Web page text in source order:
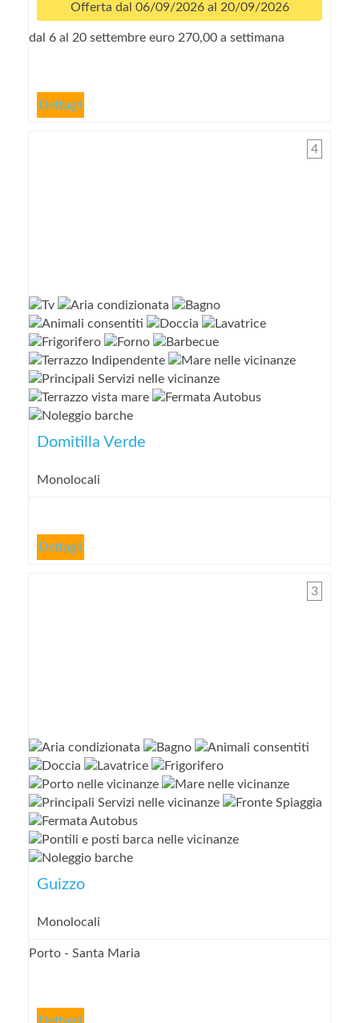
Offerta dal 06/09/2026 al 20/09/2026
dal 6 al 20 settembre euro 270,00 a settimana
Dettagli
Domitilla Verde
Monolocali
4
Dettagli
Guizzo
Monolocali
3
Porto - Santa Maria
Dettagli